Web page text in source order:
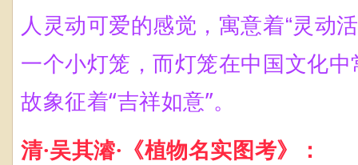
人灵动可爱的感觉，寓意着“灵动
一个小灯笼，而灯笼在中国文化
故象征着“吉祥如意”。
清·吴其濬·《植物名实图考》：